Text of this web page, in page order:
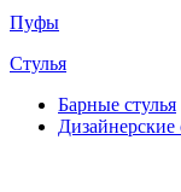
Пуфы
Стулья
Барные cтулья
Дизайнерские